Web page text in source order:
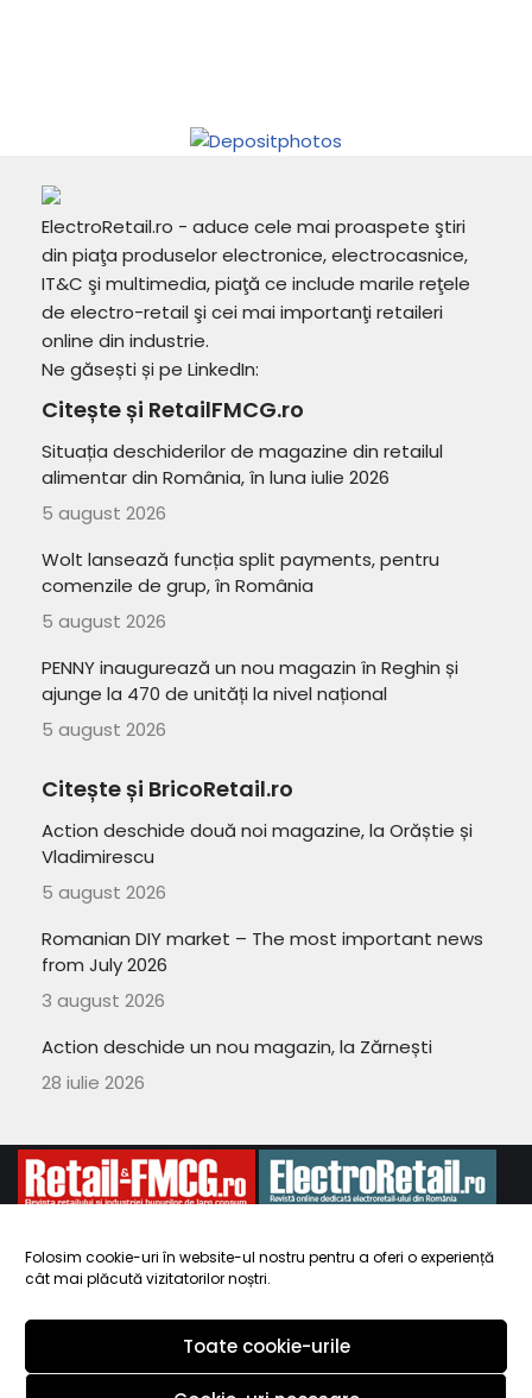
Folosim cookie-uri în website-ul nostru pentru a oferi o experiență
cât mai plăcută vizitatorilor noștri.
Toate cookie-urile
ElectroRetail.ro - aduce cele mai proaspete ştiri
din piaţa produselor electronice, electrocasnice,
IT&C şi multimedia, piaţă ce include marile reţele
de electro-retail şi cei mai importanţi retaileri
online din industrie.
Ne găsești și pe LinkedIn:
Citește și RetailFMCG.ro
Situația deschiderilor de magazine din retailul
alimentar din România, în luna iulie 2026
5 august 2026
Wolt lansează funcția split payments, pentru
comenzile de grup, în România
5 august 2026
PENNY inaugurează un nou magazin în Reghin și
ajunge la 470 de unități la nivel național
5 august 2026
Citește și BricoRetail.ro
Action deschide două noi magazine, la Orăștie și
Vladimirescu
5 august 2026
Romanian DIY market – The most important news
from July 2026
3 august 2026
Action deschide un nou magazin, la Zărnești
28 iulie 2026
site-ului.